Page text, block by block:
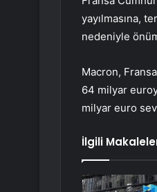
yayılmasına,
nedeniyle
Macron,
64 milyar
milyar euro
İlgili